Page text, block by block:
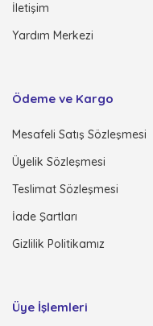
İletişim
Yardım Merkezi
Ödeme ve Kargo
Mesafeli Satış Sözleşmesi
Üyelik Sözleşmesi
Teslimat Sözleşmesi
İade Şartları
Gizlilik Politikamız
Üye İşlemleri